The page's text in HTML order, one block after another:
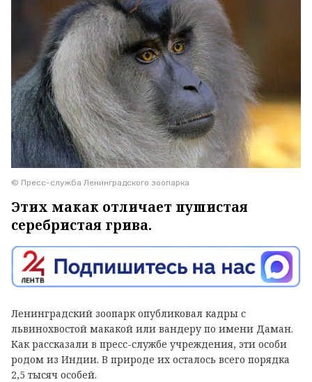
© Пресс-служба Ленинградского зоопарка
Этих макак отличает пушистая
серебристая грива.
Ленинградский зоопарк опубликовал кадры с
львинохвостой макакой или вандеру по имени Даман.
Как рассказали в пресс-службе учреждения, эти особи
родом из Индии. В природе их осталось всего порядка
2,5 тысяч особей.